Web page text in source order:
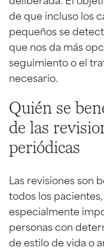
de que incluso los
pequeños se
que nos da más
seguimiento o el
necesario.
Quién se
de las
periódicas
Las revisiones son
todos los
especialmente
personas con
de estilo de vida o